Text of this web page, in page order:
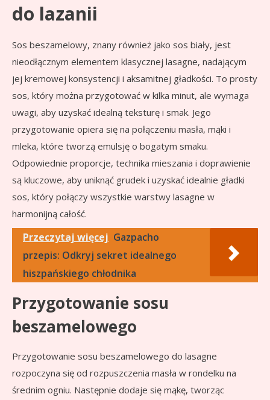
do lazanii
Sos beszamelowy, znany również jako sos biały, jest
nieodłącznym elementem klasycznej lasagne, nadającym
jej kremowej konsystencji i aksamitnej gładkości. To prosty
sos, który można przygotować w kilka minut, ale wymaga
uwagi, aby uzyskać idealną teksturę i smak. Jego
przygotowanie opiera się na połączeniu masła, mąki i
mleka, które tworzą emulsję o bogatym smaku.
Odpowiednie proporcje, technika mieszania i doprawienie
są kluczowe, aby uniknąć grudek i uzyskać idealnie gładki
sos, który połączy wszystkie warstwy lasagne w
harmonijną całość.
Przeczytaj więcej Gazpacho
przepis: Odkryj sekret idealnego
hiszpańskiego chłodnika
Przygotowanie sosu
beszamelowego
Przygotowanie sosu beszamelowego do lasagne
rozpoczyna się od rozpuszczenia masła w rondelku na
średnim ogniu. Następnie dodaje się mąkę, tworząc